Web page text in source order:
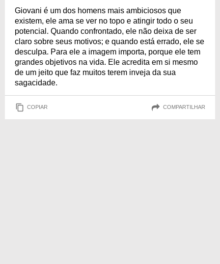
Giovani é um dos homens mais ambiciosos que
existem, ele ama se ver no topo e atingir todo o seu
potencial. Quando confrontado, ele não deixa de ser
claro sobre seus motivos; e quando está errado, ele se
desculpa. Para ele a imagem importa, porque ele tem
grandes objetivos na vida. Ele acredita em si mesmo
de um jeito que faz muitos terem inveja da sua
sagacidade.
COPIAR COMPARTILHAR